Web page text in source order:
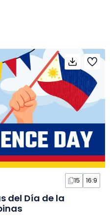
15 16:9
del Día de la